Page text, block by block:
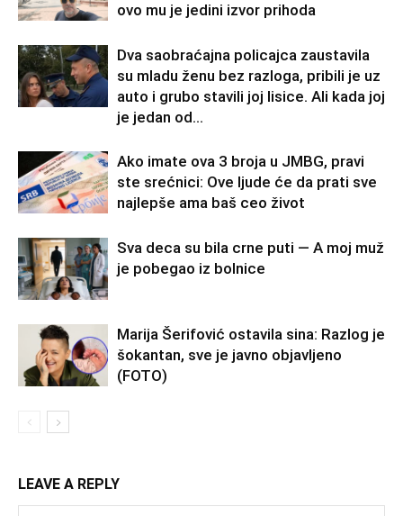
ovo mu je jedini izvor prihoda
Dva saobraćajna policajca zaustavila
su mladu ženu bez razloga, pribili je uz
auto i grubo stavili joj lisice. Ali kada joj
je jedan od...
Ako imate ova 3 broja u JMBG, pravi
ste srećnici: Ove ljude će da prati sve
najlepše ama baš ceo život
Sva deca su bila crne puti — A moj muž
je pobegao iz bolnice
Marija Šerifović ostavila sina: Razlog je
šokantan, sve je javno objavljeno
(FOTO)
LEAVE A REPLY